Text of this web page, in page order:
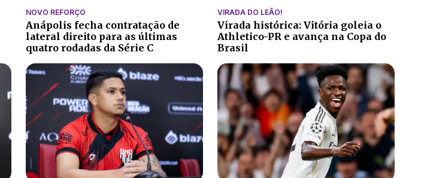
NOVO REFORÇO
Anápolis fecha contratação de
lateral direito para as últimas
quatro rodadas da Série C
VIRADA DO LEÃO!
Virada histórica: Vitória goleia o
Athletico-PR e avança na Copa do
Brasil